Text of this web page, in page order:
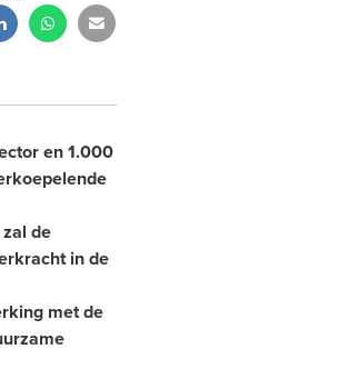
en 1.000
de
in de
met de